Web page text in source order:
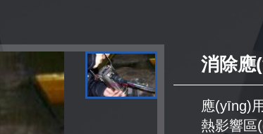
消除應
應(yīng)
熱影響區